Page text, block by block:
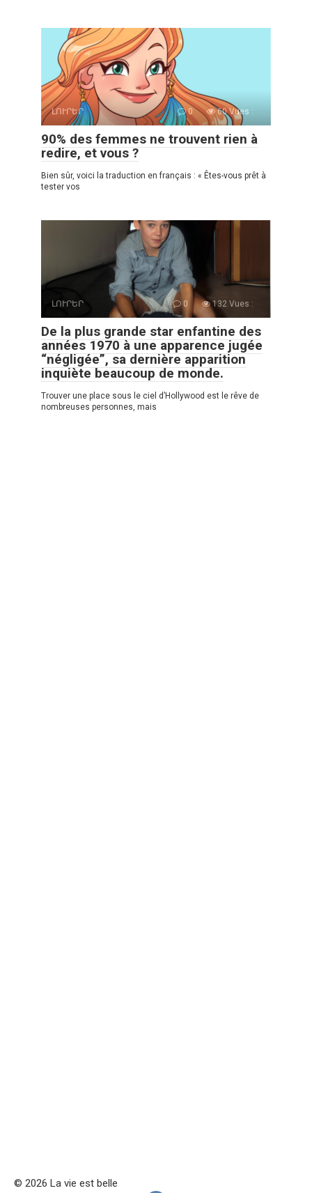
ԼՈՒՐԵՐ 0 60 Vues :
90% des femmes ne trouvent rien à
redire, et vous ?
Bien sûr, voici la traduction en français : « Êtes-vous prêt à
tester vos
ԼՈՒՐԵՐ 0 132 Vues :
De la plus grande star enfantine des
années 1970 à une apparence jugée
“négligée”, sa dernière apparition
inquiète beaucoup de monde.
Trouver une place sous le ciel d’Hollywood est le rêve de
nombreuses personnes, mais
© 2026 La vie est belle